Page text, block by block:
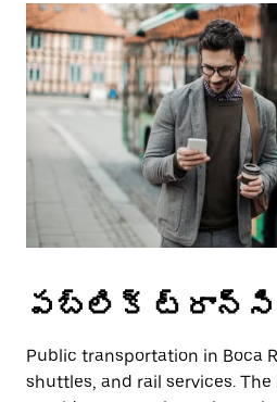
పబ్లిక్
Public transportation in Boca
shuttles, and rail services.